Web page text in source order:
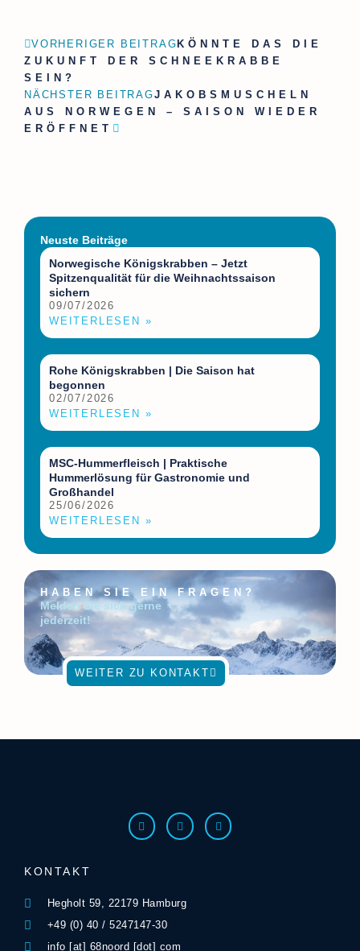
VORHERIGER BEITRAG KÖNNTE DAS DIE
ZUKUNFT DER SCHNEEKRABBE
SEIN?
NÄCHSTER BEITRAGJAKOBSMUSCHELN
AUS NORWEGEN – SAISON WIEDER
ERÖFFNET
Neuste Beiträge
Norwegische Königskrabben – Jetzt
Spitzenqualität für die Weihnachtssaison
sichern
09/07/2026
WEITERLESEN »
Rohe Königskrabben | Die Saison hat
begonnen
02/07/2026
WEITERLESEN »
MSC-Hummerfleisch | Praktische
Hummerlösung für Gastronomie und
Großhandel
25/06/2026
WEITERLESEN »
HABEN SIE EIN FRAGEN?
Melden Sie sich gerne
jederzeit!
WEITER ZU KONTAKT
KONTAKT
Hegholt 59, 22179 Hamburg
+49 (0) 40 / 5247147-30
info [at] 68noord [dot] com